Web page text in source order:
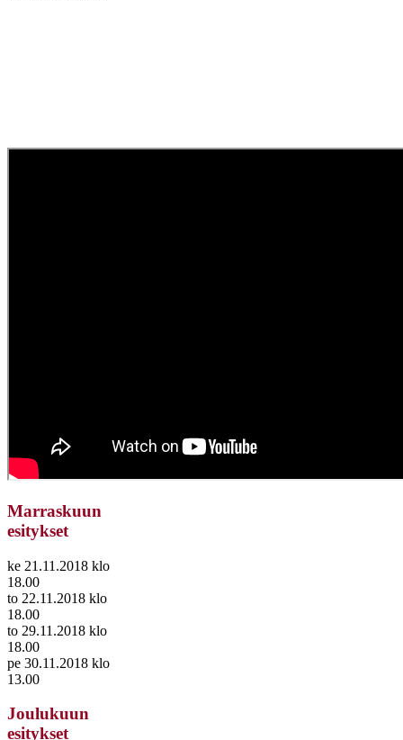
Marraskuun
esitykset
ke 21.11.2018 klo
18.00
to 22.11.2018 klo
18.00
to 29.11.2018 klo
18.00
pe 30.11.2018 klo
13.00
Joulukuun
esitykset